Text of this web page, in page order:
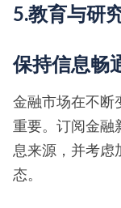
5.教育与研
保持信息畅
金融市场在不断
重要。订阅金融
息来源，并考虑
态。